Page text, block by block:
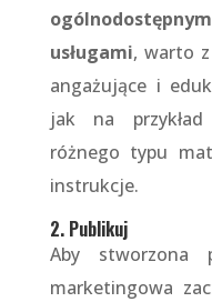
usługami, warto
angażujące i
jak na
różnego typu
instrukcje.
2. Publikuj
Aby stworzona
marketingowa